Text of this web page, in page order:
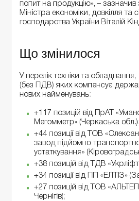
попит на продукцію», – зазначив
Міністра економіки, довкілля та
господарства України Віталій
Що змінилося
У перелік техніки та обладнання,
(без ПДВ) яких компенсує
нових найменувань:
+117 позицій від ПрАТ
Мегомметр» (Черкаська обл.);
+44 позиції від ТОВ
завод підйомно-
устаткування»
+38 позицій від ТДВ
+34 позиції від ПП «ЕЛТІЗ»
+27 позицій від ТОВ
Чернігів);